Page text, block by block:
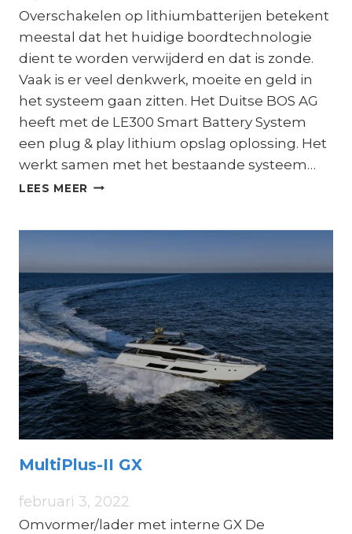
Overschakelen op lithiumbatterijen betekent
meestal dat het huidige boordtechnologie
dient te worden verwijderd en dat is zonde.
Vaak is er veel denkwerk, moeite en geld in
het systeem gaan zitten. Het Duitse BOS AG
heeft met de LE300 Smart Battery System
een plug & play lithium opslag oplossing. Het
werkt samen met het bestaande systeem…
LEES MEER INSTALLATIE
300
BATTERY
SYSTEM
￼
MultiPlus-II GX
februari 3, 2022
Omvormer/lader met interne GX De